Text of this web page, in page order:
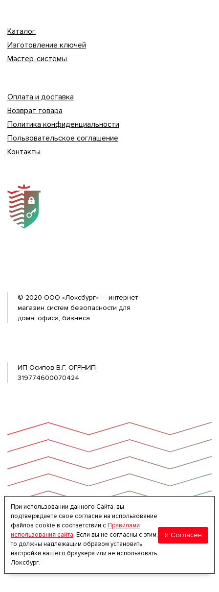
При использовании данного Сайта, вы
подтверждаете свое согласие на использование
файлов cookie в соответствии сПравилами
использования сайта. Если вы не согласны с этим,
то должны надлежащим образом установить
настройки вашего браузера или не использовать
Локсбург.
Я Согласен
Каталог
Изготовление ключей
Мастер-системы
Оплата и доставка
Возврат товара
Политика конфиденциальности
Пользовательское соглашение
Контакты
© 2020 ООО «Локсбург» — интернет-
магазин систем безопасности для
дома, офиса, бизнеса
ИП Осипов В.Г. ОГРНИП
319774600070424